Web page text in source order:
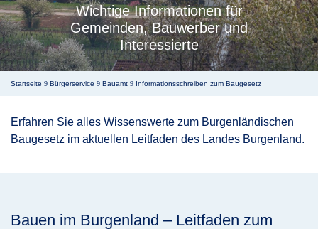
Wichtige Informationen für
Gemeinden, Bauwerber und
Interessierte
Startseite 9 Bürgerservice 9 Bauamt 9 Informationsschreiben zum Baugesetz
Erfahren Sie alles Wissenswerte zum Burgenländischen
Baugesetz im aktuellen Leitfaden des Landes Burgenland.
Bauen im Burgenland – Leitfaden zum